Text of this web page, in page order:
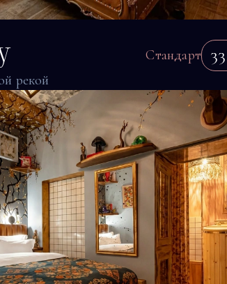
Стандарт 33
рекой